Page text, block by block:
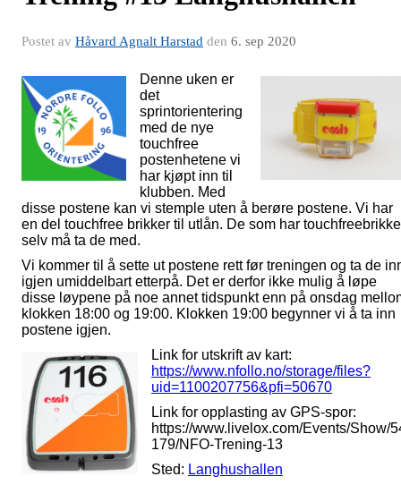
Postet av Håvard Agnalt Harstad den 6. sep 2020
Denne uken er
det
sprintorientering
med de nye
touchfree
postenhetene vi
har kjøpt inn til
klubben. Med
disse postene kan vi stemple uten å berøre postene. Vi har
en del touchfree brikker til utlån. De som har
selv må ta de med.
Vi kommer til å sette ut postene rett før treningen og ta de
igjen umiddelbart etterpå. Det er derfor ikke mulig å løpe
disse løypene på noe annet tidspunkt enn på onsdag
klokken 18:00 og 19:00. Klokken 19:00 begynner vi å ta inn
postene igjen.
Link for utskrift av kart:
https://www.nfollo.no/storage/files?
uid=1100207756&pfi=50670
Link for opplasting av GPS-spor:
https://www.livelox.com/Events/Show/
179/NFO-Trening-13
Sted: Langhushallen